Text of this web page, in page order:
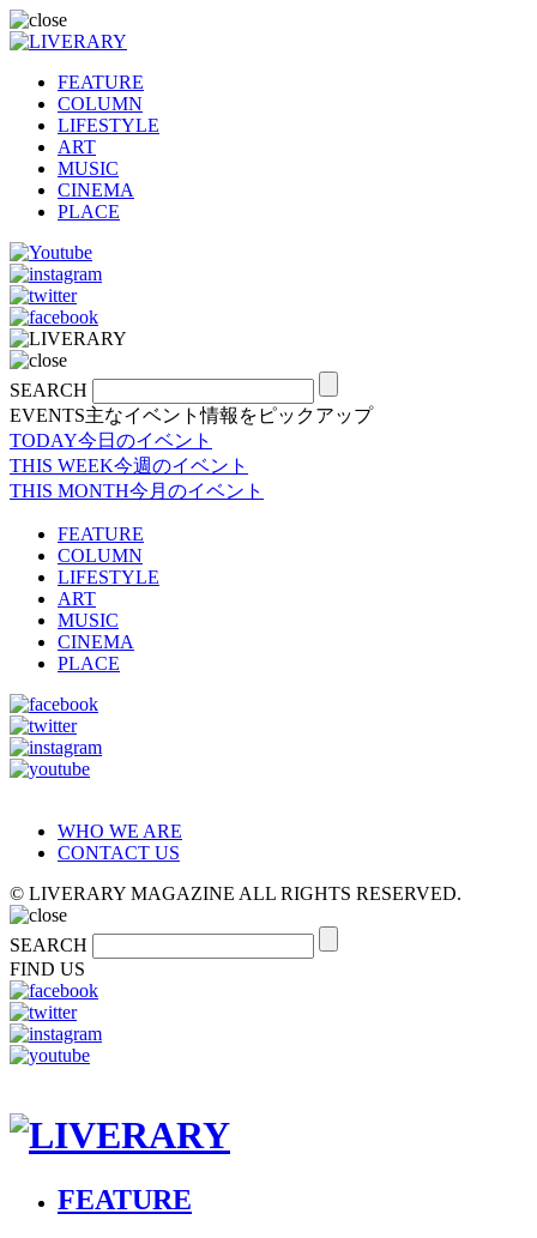
FEATURE
COLUMN
LIFESTYLE
ART
MUSIC
CINEMA
PLACE
SEARCH
EVENTS主なイベント情報をピックアップ
TODAY今日のイベント
THIS WEEK今週のイベント
THIS MONTH今月のイベント
FEATURE
COLUMN
LIFESTYLE
ART
MUSIC
CINEMA
PLACE
WHO WE ARE
CONTACT US
© LIVERARY MAGAZINE ALL RIGHTS RESERVED.
SEARCH
FIND US
FEATURE